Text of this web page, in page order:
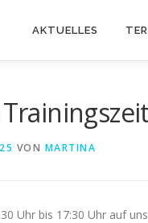
AKTUELLES
VON MARTINA
Uhr bis 17:30 Uhr auf